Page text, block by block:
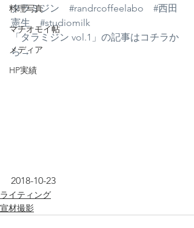
料理写真
マチオモイ帖
メディア
HP実績
タラミジン
#randrcoffeelabo
#西田
憲生
#studiomilk
「タラミジン vol.1」の記事はコチラか
ら→
2018-10-23
ライティング
宣材撮影